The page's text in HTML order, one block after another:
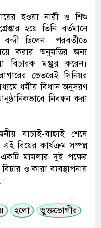
হওয়া নারী ও শিশু
হয়ে তিনি বর্তমানে
বন্দী ছিলেন। পরবর্তীতে
করার অনুমতির জন্য
মঞ্জুর করেন।
ভেতরেই সিনিয়র
ধর্মীয় বিধান অনুসরণ
নিবন্ধন করা
যাচাই-বাছাই শেষে
বিয়ের কার্যক্রম সম্পন্ন
মামলার দুই পক্ষের
ও কারা ব্যবস্থাপনায়
হলো ভুক্তভোগীর